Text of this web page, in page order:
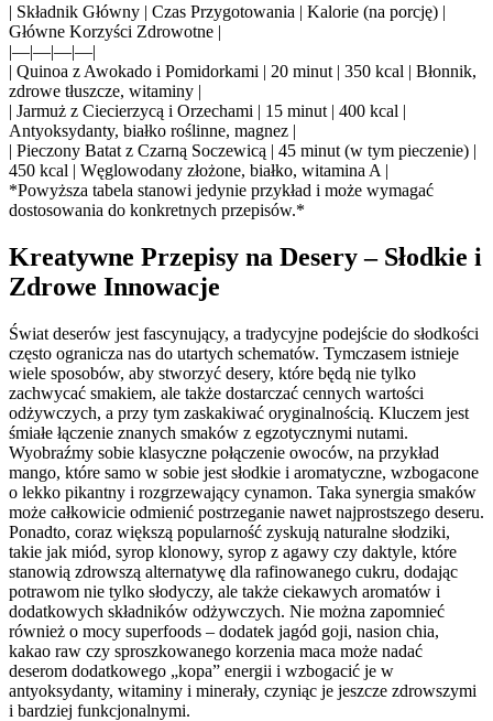
| Składnik Główny | Czas Przygotowania | Kalorie (na porcję) |
Główne Korzyści Zdrowotne |
|—|—|—|—|
| Quinoa z Awokado i Pomidorkami | 20 minut | 350 kcal | Błonnik,
zdrowe tłuszcze, witaminy |
| Jarmuż z Ciecierzycą i Orzechami | 15 minut | 400 kcal |
Antyoksydanty, białko roślinne, magnez |
| Pieczony Batat z Czarną Soczewicą | 45 minut (w tym pieczenie) |
450 kcal | Węglowodany złożone, białko, witamina A |
*Powyższa tabela stanowi jedynie przykład i może wymagać
dostosowania do konkretnych przepisów.*
Kreatywne Przepisy na Desery – Słodkie i
Zdrowe Innowacje
Świat deserów jest fascynujący, a tradycyjne podejście do słodkości
często ogranicza nas do utartych schematów. Tymczasem istnieje
wiele sposobów, aby stworzyć desery, które będą nie tylko
zachwycać smakiem, ale także dostarczać cennych wartości
odżywczych, a przy tym zaskakiwać oryginalnością. Kluczem jest
śmiałe łączenie znanych smaków z egzotycznymi nutami.
Wyobraźmy sobie klasyczne połączenie owoców, na przykład
mango, które samo w sobie jest słodkie i aromatyczne, wzbogacone
o lekko pikantny i rozgrzewający cynamon. Taka synergia smaków
może całkowicie odmienić postrzeganie nawet najprostszego deseru.
Ponadto, coraz większą popularność zyskują naturalne słodziki,
takie jak miód, syrop klonowy, syrop z agawy czy daktyle, które
stanowią zdrowszą alternatywę dla rafinowanego cukru, dodając
potrawom nie tylko słodyczy, ale także ciekawych aromatów i
dodatkowych składników odżywczych. Nie można zapomnieć
również o mocy superfoods – dodatek jagód goji, nasion chia,
kakao raw czy sproszkowanego korzenia maca może nadać
deserom dodatkowego „kopa” energii i wzbogacić je w
antyoksydanty, witaminy i minerały, czyniąc je jeszcze zdrowszymi
i bardziej funkcjonalnymi.